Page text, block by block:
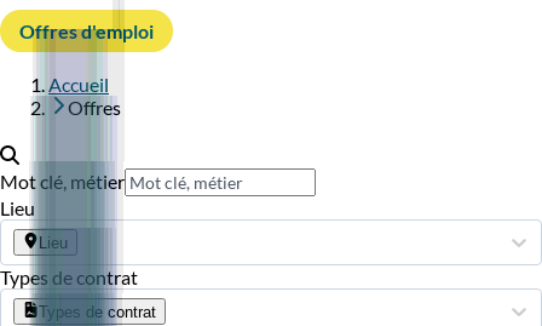
Offres d'emploi
Accueil
Offres
Mot clé, métier
Lieu
Lieu
Types de contrat
Types de contrat